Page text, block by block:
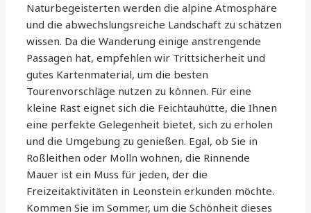
Naturbegeisterten werden die alpine Atmosphäre
und die abwechslungsreiche Landschaft zu schätzen
wissen. Da die Wanderung einige anstrengende
Passagen hat, empfehlen wir Trittsicherheit und
gutes Kartenmaterial, um die besten
Tourenvorschläge nutzen zu können. Für eine
kleine Rast eignet sich die Feichtauhütte, die Ihnen
eine perfekte Gelegenheit bietet, sich zu erholen
und die Umgebung zu genießen. Egal, ob Sie in
Roßleithen oder Molln wohnen, die Rinnende
Mauer ist ein Muss für jeden, der die
Freizeitaktivitäten in Leonstein erkunden möchte.
Kommen Sie im Sommer, um die Schönheit dieses